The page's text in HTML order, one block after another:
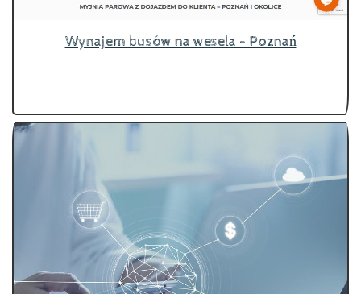
Wynajem busów na wesela - Poznań